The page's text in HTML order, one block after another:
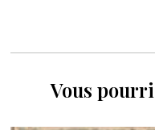
Vous